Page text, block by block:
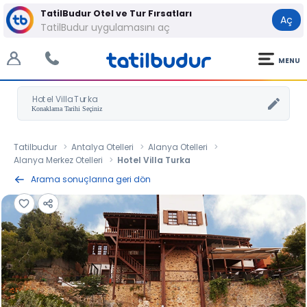
TatilBudur Otel ve Tur Fırsatları
TatilBudur uygulamasını aç
Aç
MENU
Hotel Villa Turka
Tatilbudur Antalya Otelleri
Alanya Otelleri
Alanya Merkez Otelleri
Hotel Villa Turka
Arama sonuçlarına geri dön